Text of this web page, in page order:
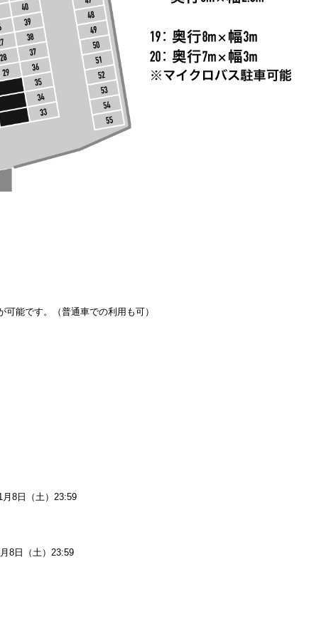
能です。（普通車での利用も可）
8日（土）23:59
8日（土）23:59